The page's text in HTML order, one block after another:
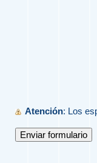
Atención : Los